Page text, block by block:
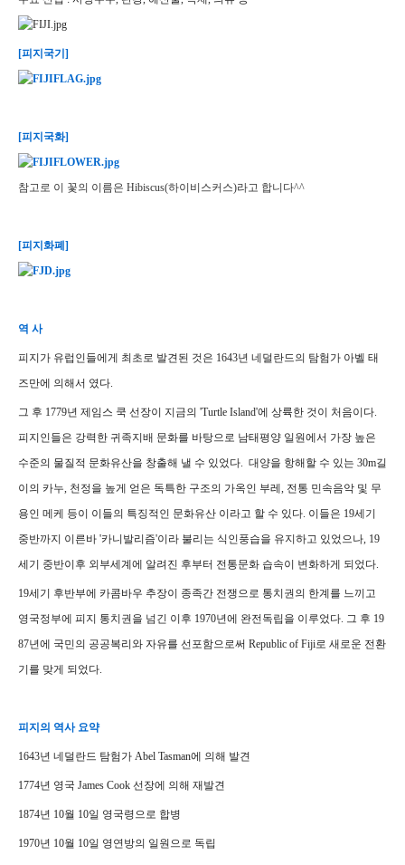
[피지국기]
[피지국화]
참고로 이 꽃의 이름은 Hibiscus(하이비스커스)라고 합니다^^
[피지화폐]
역 사
피지가 유럽인들에게 최초로 발견된 것은 1643년 네덜란드의 탐험가 아벨 태
즈만에 의해서 였다.
그 후 1779년 제임스 쿡 선장이 지금의 'Turtle Island'에 상륙한 것이 처음이다.
피지인들은 강력한 귀족지배 문화를 바탕으로 남태평양 일원에서 가장 높은
수준의 물질적 문화유산을 창출해 낼 수 있었다. 대양을 항해할 수 있는 30m길
이의 카누, 천정을 높게 얻은 독특한 구조의 가옥인 부레, 전통 민속음악 및 무
용인 메케 등이 이들의 특징적인 문화유산 이라고 할 수 있다. 이들은 19세기
중반까지 이른바 '카니발리즘'이라 불리는 식인풍습을 유지하고 있었으나, 19
세기 중반이후 외부세계에 알려진 후부터 전통문화 습속이 변화하게 되었다.
19세기 후반부에 카콤바우 추장이 종족간 전쟁으로 통치권의 한계를 느끼고
영국정부에 피지 통치권을 넘긴 이후 1970년에 완전독립을 이루었다. 그 후 19
87년에 국민의 공공복리와 자유를 선포함으로써 Republic of Fiji로 새로운 전환
기를 맞게 되었다.
피지의 역사 요약
1643년 네덜란드 탐험가 Abel Tasman에 의해 발견
1774년 영국 James Cook 선장에 의해 재발견
1874년 10월 10일 영국령으로 합병
1970년 10월 10일 영연방의 일원으로 독립